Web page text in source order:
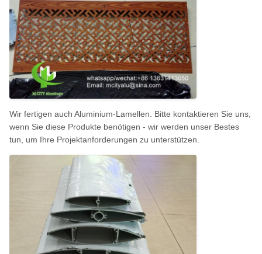
Wir fertigen auch Aluminium-Lamellen. Bitte kontaktieren Sie uns,
wenn Sie diese Produkte benötigen - wir werden unser Bestes
tun, um Ihre Projektanforderungen zu unterstützen.